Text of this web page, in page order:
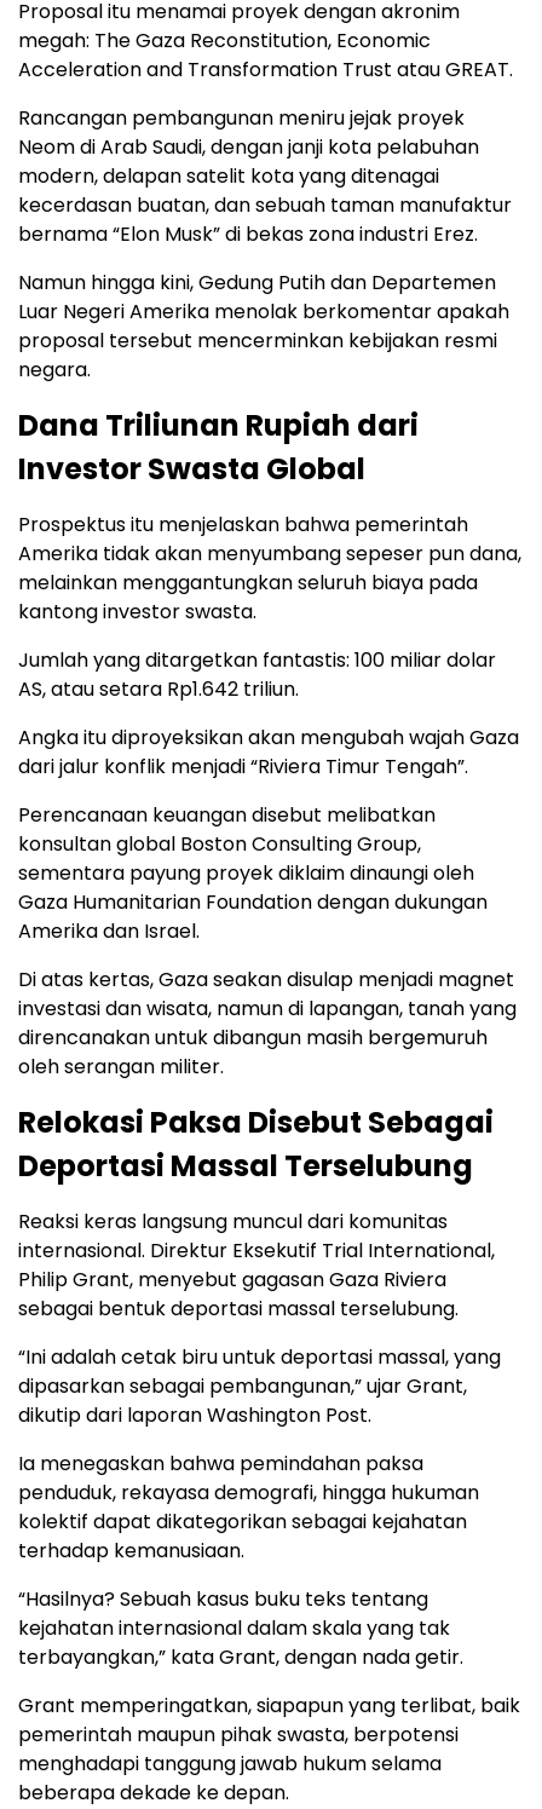
Proposal itu menamai proyek dengan akronim
megah: The Gaza Reconstitution, Economic
Acceleration and Transformation Trust atau GREAT.
Rancangan pembangunan meniru jejak proyek
Neom di Arab Saudi, dengan janji kota pelabuhan
modern, delapan satelit kota yang ditenagai
kecerdasan buatan, dan sebuah taman manufaktur
bernama “Elon Musk” di bekas zona industri Erez.
Namun hingga kini, Gedung Putih dan Departemen
Luar Negeri Amerika menolak berkomentar apakah
proposal tersebut mencerminkan kebijakan resmi
negara.
Dana Triliunan Rupiah dari
Investor Swasta Global
Prospektus itu menjelaskan bahwa pemerintah
Amerika tidak akan menyumbang sepeser pun dana,
melainkan menggantungkan seluruh biaya pada
kantong investor swasta.
Jumlah yang ditargetkan fantastis: 100 miliar dolar
AS, atau setara Rp1.642 triliun.
Angka itu diproyeksikan akan mengubah wajah Gaza
dari jalur konflik menjadi “Riviera Timur Tengah”.
Perencanaan keuangan disebut melibatkan
konsultan global Boston Consulting Group,
sementara payung proyek diklaim dinaungi oleh
Gaza Humanitarian Foundation dengan dukungan
Amerika dan Israel.
Di atas kertas, Gaza seakan disulap menjadi magnet
investasi dan wisata, namun di lapangan, tanah yang
direncanakan untuk dibangun masih bergemuruh
oleh serangan militer.
Relokasi Paksa Disebut Sebagai
Deportasi Massal Terselubung
Reaksi keras langsung muncul dari komunitas
internasional. Direktur Eksekutif Trial International,
Philip Grant, menyebut gagasan Gaza Riviera
sebagai bentuk deportasi massal terselubung.
“Ini adalah cetak biru untuk deportasi massal, yang
dipasarkan sebagai pembangunan,” ujar Grant,
dikutip dari laporan Washington Post.
Ia menegaskan bahwa pemindahan paksa
penduduk, rekayasa demografi, hingga hukuman
kolektif dapat dikategorikan sebagai kejahatan
terhadap kemanusiaan.
“Hasilnya? Sebuah kasus buku teks tentang
kejahatan internasional dalam skala yang tak
terbayangkan,” kata Grant, dengan nada getir.
Grant memperingatkan, siapapun yang terlibat, baik
pemerintah maupun pihak swasta, berpotensi
menghadapi tanggung jawab hukum selama
beberapa dekade ke depan.